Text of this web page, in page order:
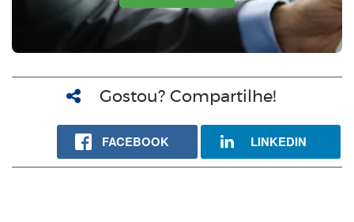
Gostou? Compartilhe!
FACEBOOK LINKEDIN